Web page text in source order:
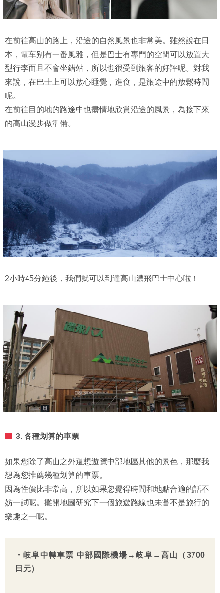
在前往高山的路上，沿途的自然風景也非常美。雖然說在日
本，電车别有一番風雅，但是巴士有專門的空間可以放置大
型行李而且不會坐錯站，所以也很受到旅客的好評呢。對我
來說，在巴士上可以放心睡覺，進食，是旅途中的放鬆時間
呢。
在前往目的地的路途中也盡情地欣賞沿途的風景，為接下來
的高山漫步做準備。
2小時45分鐘後，我們就可以到達高山濃飛巴士中心啦！
3. 各種划算的車票
如果您除了高山之外還想遊覽中部地區其他的景色，那麼我
想為您推薦幾種划算的車票。
因為性價比非常高，所以如果您覺得時間和地點合適的話不
妨一試呢。攤開地圖研究下一個旅遊路線也未嘗不是旅行的
樂趣之一呢。
・岐阜中轉車票 中部國際機場→岐阜→高山（3700
日元）